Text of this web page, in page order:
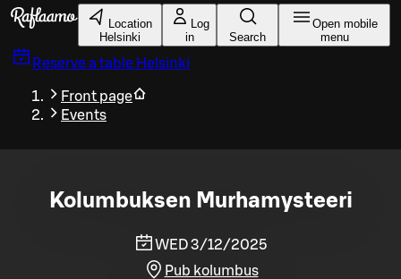
Skip to main content
Location
Helsinki
Log
in
Search
Open mobile
menu
Reserve a table Helsinki
Front page
Events
Kolumbuksen Murhamysteeri
WED 3/12/2025
Pub kolumbus